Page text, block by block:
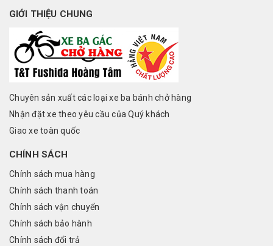
GIỚI THIỆU CHUNG
Chuyên sản xuất các loại xe ba bánh chở hàng
Nhận đặt xe theo yêu cầu của Quý khách
Giao xe toàn quốc
CHÍNH SÁCH
Chính sách mua hàng
Chính sách thanh toán
Chính sách vận chuyển
Chính sách bảo hành
Chính sách đổi trả